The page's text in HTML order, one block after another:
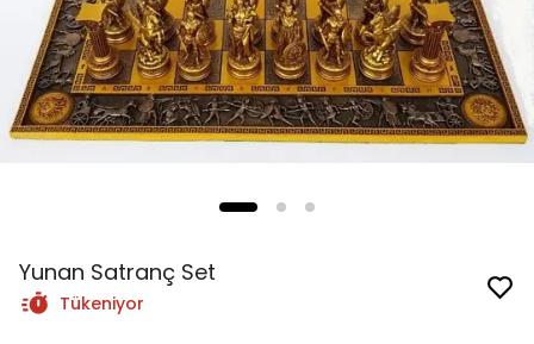
Yunan Satranç Set
Tükeniyor